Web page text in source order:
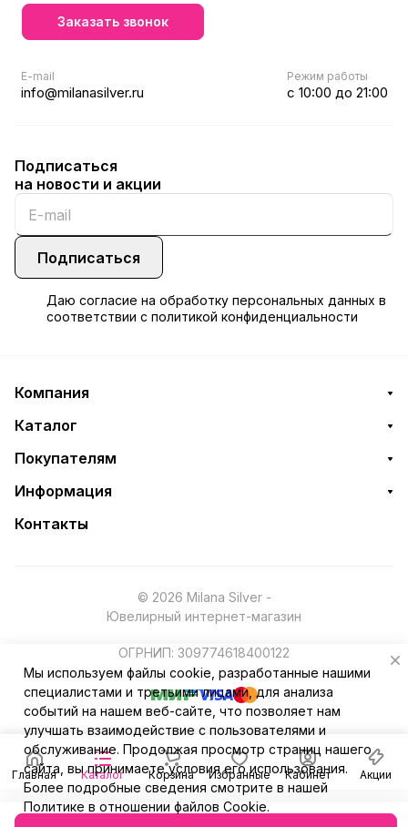
Главная Каталог Корзина Избранные Кабинет Акции
Заказать звонок
E-mail
info@milanasilver.ru
Режим работы
с 10:00 до 21:00
Подписаться
на новости и акции
Подписаться
Даю согласие на обработку персональных данных в
соответствии с политикой конфиденциальности
Компания
Каталог
Покупателям
Информация
Контакты
© 2026 Milana Silver -
Ювелирный интернет-магазин
ОГРНИП: 309774618400122
Мы используем файлы cookie, разработанные нашими
специалистами и третьими лицами, для анализа
событий на нашем веб-сайте, что позволяет нам
улучшать взаимодействие с пользователями и
обслуживание. Продолжая просмотр страниц нашего
сайта, вы принимаете условия его использования.
Более подробные сведения смотрите в нашей
Политике в отношении файлов Cookie.